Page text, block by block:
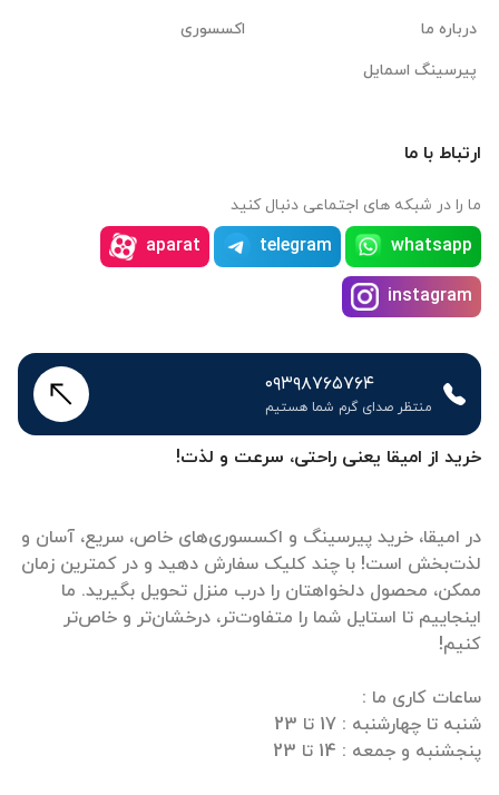
خرید از امیقا یعنی راحتی، سرعت و لذت!
در امیقا، خرید پیرسینگ و اکسسوری‌های خاص، سریع، آسان و
لذت‌بخش است! با چند کلیک سفارش دهید و در کمترین زمان
ممکن، محصول دلخواهتان را درب منزل تحویل بگیرید. ما
اینجاییم تا استایل شما را متفاوت‌تر، درخشان‌تر و خاص‌تر
درباره ما
پیرسینگ اسمایل
اکسسوری
ارتباط با ما
ما را در شبکه های اجتماعی دنبال کنید
whatsapp
telegram
aparat
instagram
۰۹۳۹۸۷۶۵۷۶۴
منتظر صدای گرم شما هستیم